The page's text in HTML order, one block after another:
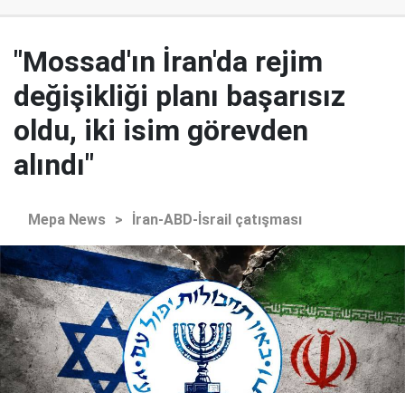
"Mossad'ın İran'da rejim
değişikliği planı başarısız
oldu, iki isim görevden
alındı"
Mepa News > İran-ABD-İsrail çatışması